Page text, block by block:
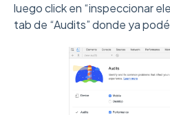
luego click en “inspeccionar
tab de “Audits” donde ya